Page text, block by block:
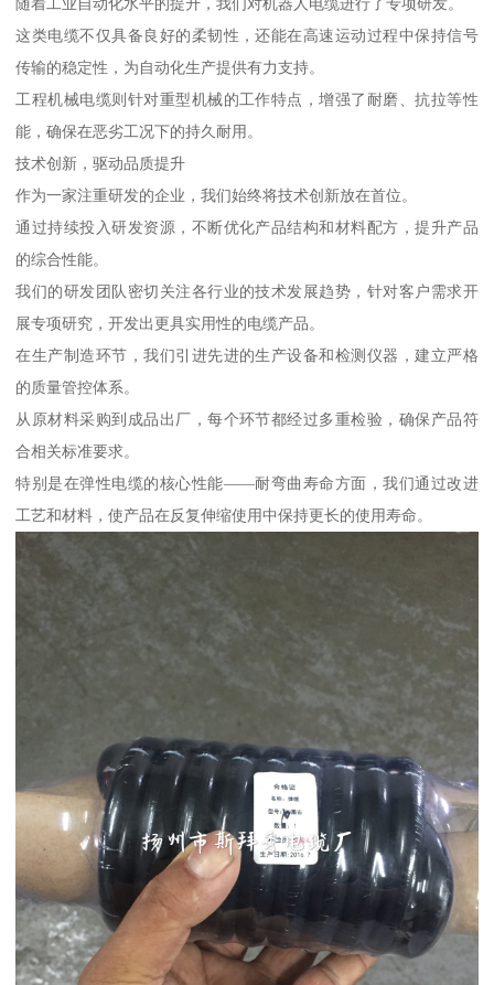
随着工业自动化水平的提升，我们对机器人电缆进行了专项研发。
这类电缆不仅具备良好的柔韧性，还能在高速运动过程中保持信号
传输的稳定性，为自动化生产提供有力支持。
工程机械电缆则针对重型机械的工作特点，增强了耐磨、抗拉等性
能，确保在恶劣工况下的持久耐用。
技术创新，驱动品质提升
作为一家注重研发的企业，我们始终将技术创新放在首位。
通过持续投入研发资源，不断优化产品结构和材料配方，提升产品
的综合性能。
我们的研发团队密切关注各行业的技术发展趋势，针对客户需求开
展专项研究，开发出更具实用性的电缆产品。
在生产制造环节，我们引进先进的生产设备和检测仪器，建立严格
的质量管控体系。
从原材料采购到成品出厂，每个环节都经过多重检验，确保产品符
合相关标准要求。
特别是在弹性电缆的核心性能——耐弯曲寿命方面，我们通过改进
工艺和材料，使产品在反复伸缩使用中保持更长的使用寿命。